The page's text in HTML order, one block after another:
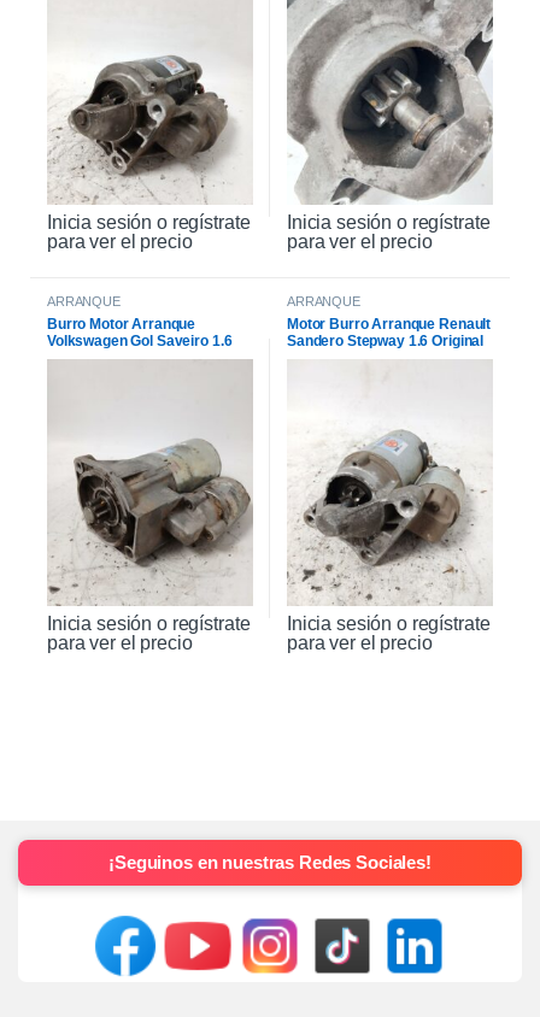
Inicia sesión o regístrate
para ver el precio
Inicia sesión o regístrate
para ver el precio
ARRANQUE
Burro Motor Arranque
Volkswagen Gol Saveiro 1.6
Inicia sesión o regístrate
para ver el precio
ARRANQUE
Motor Burro Arranque Renault
Sandero Stepway 1.6 Original
Inicia sesión o regístrate
para ver el precio
¡Seguinos en nuestras Redes Sociales!